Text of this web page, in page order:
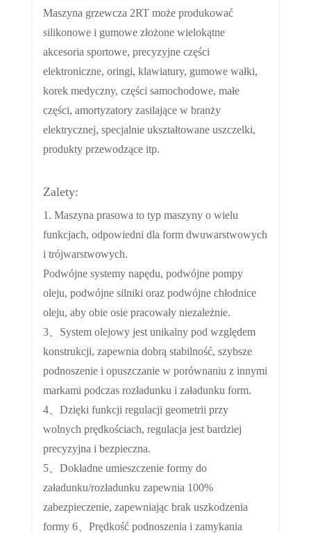
Maszyna grzewcza 2RT może produkować
silikonowe i gumowe złożone wielokątne
akcesoria sportowe, precyzyjne części
elektroniczne, oringi, klawiatury, gumowe wałki,
korek medyczny, części samochodowe, małe
części, amortyzatory zasilające w branży
elektrycznej, specjalnie ukształtowane uszczelki,
produkty przewodzące itp.
Zalety:
1. Maszyna prasowa to typ maszyny o wielu
funkcjach, odpowiedni dla form dwuwarstwowych
i trójwarstwowych.
Podwójne systemy napędu, podwójne pompy
oleju, podwójne silniki oraz podwójne chłodnice
oleju, aby obie osie pracowały niezależnie.
3、System olejowy jest unikalny pod względem
konstrukcji, zapewnia dobrą stabilność, szybsze
podnoszenie i opuszczanie w porównaniu z innymi
markami podczas rozładunku i załadunku form.
4、Dzięki funkcji regulacji geometrii przy
wolnych prędkościach, regulacja jest bardziej
precyzyjna i bezpieczna.
5、Dokładne umieszczenie formy do
załadunku/rozładunku zapewnia 100%
zabezpieczenie, zapewniając brak uszkodzenia
formy 6、Prędkość podnoszenia i zamykania